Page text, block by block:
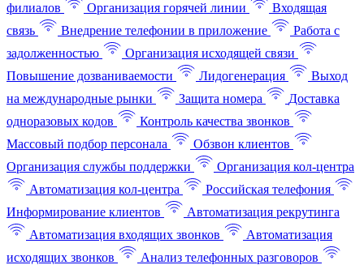
филиалов
Организация горячей линии
Входящая
связь
Внедрение телефонии в приложение
Работа с
задолженностью
Организация исходящей связи
Повышение дозваниваемости
Лидогенерация
Выход
на международные рынки
Защита номера
Доставка
одноразовых кодов
Контроль качества звонков
Массовый подбор персонала
Обзвон клиентов
Организация службы поддержки
Организация кол-центра
Автоматизация кол-центра
Российская телефония
Информирование клиентов
Автоматизация рекрутинга
Автоматизация входящих звонков
Автоматизация
исходящих звонков
Анализ телефонных разговоров